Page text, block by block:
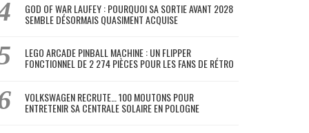
GOD OF WAR LAUFEY : POURQUOI SA SORTIE AVANT 2028
SEMBLE DÉSORMAIS QUASIMENT ACQUISE
LEGO ARCADE PINBALL MACHINE : UN FLIPPER
FONCTIONNEL DE 2 274 PIÈCES POUR LES FANS DE RÉTRO
VOLKSWAGEN RECRUTE… 100 MOUTONS POUR
ENTRETENIR SA CENTRALE SOLAIRE EN POLOGNE